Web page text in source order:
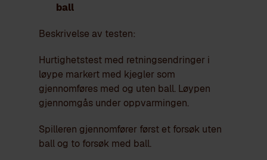
ball
Beskrivelse av testen:
Hurtighetstest med retningsendringer i
løype markert med kjegler som
gjennomføres med og uten ball. Løypen
gjennomgås under oppvarmingen.
Spilleren gjennomfører først et forsøk uten
ball og to forsøk med ball.